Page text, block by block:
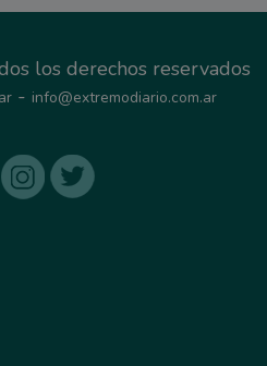
los derechos reservados
- info@extremodiario.com.ar